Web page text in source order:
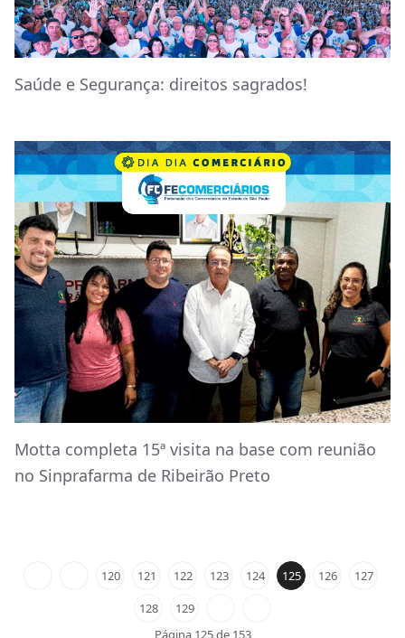
Saúde e Segurança: direitos sagrados!
Motta completa 15ª visita na base com reunião
no Sinprafarma de Ribeirão Preto
120 121 122 123 124 125 126
127
128
129
Página 125 de 153